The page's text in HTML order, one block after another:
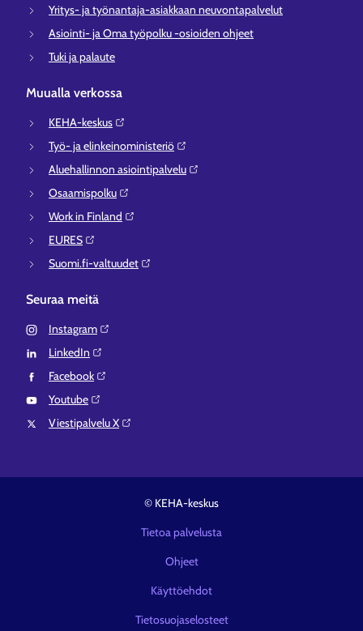
Yritys- ja työnantaja-asiakkaan neuvontapalvelut
Asiointi- ja Oma työpolku -osioiden ohjeet
Tuki ja palaute
Muualla verkossa
KEHA-keskus⁠
Työ- ja elinkeinoministeriö⁠
Aluehallinnon asiointipalvelu⁠
Osaamispolku⁠
Work in Finland⁠
EURES⁠
Suomi.fi-valtuudet⁠
Seuraa meitä
Instagram⁠
LinkedIn⁠
Facebook⁠
Youtube⁠
Viestipalvelu X⁠
© KEHA-keskus
Tietoa palvelusta
Ohjeet
Käyttöehdot
Tietosuojaselosteet